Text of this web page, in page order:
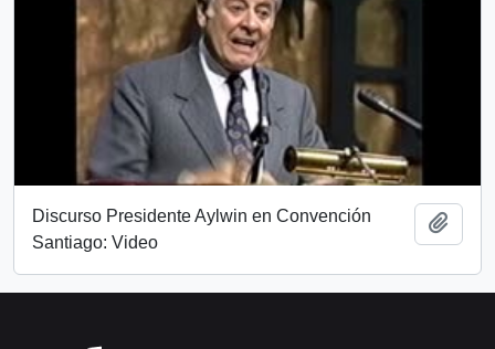
Discurso Presidente Aylwin en Convención
Santiago: Video